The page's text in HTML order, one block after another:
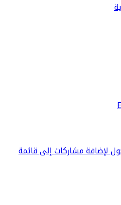
لإضافة مشاركات إلى قائمة